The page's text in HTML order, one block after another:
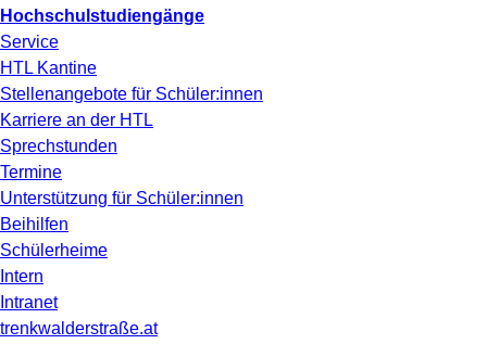
Hochschulstudiengänge
Service
HTL Kantine
Stellenangebote für Schüler:innen
Karriere an der HTL
Sprechstunden
Termine
Unterstützung für Schüler:innen
Beihilfen
Schülerheime
Intern
Intranet
trenkwalderstraße.at